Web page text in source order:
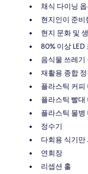
채식 다이닝 옵
현지인이 준비
현지 문화 및
80% 이상 LED
음식물 쓰레기
재활용 종합
플라스틱 커피
플라스틱 빨대
플라스틱 물병
정수기
다회용 식기만
연회장
리셉션 홀